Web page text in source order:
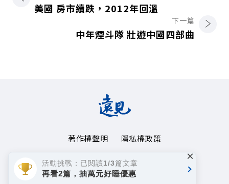
美國 房市續跌，2012年回溫
下一篇
中年煙斗隊 壯遊中國四部曲
著作權聲明
隱私權政策
Copyright© 1999~2026
遠見天下文化事業群. All rights reserved.
活動挑戰：已閱讀1/3篇文章
再看2篇，抽萬元好睡優惠
×